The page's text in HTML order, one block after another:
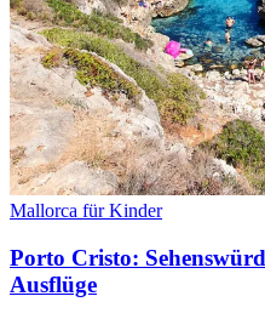
Mallorca für Kinder
Porto Cristo:
Ausflüge